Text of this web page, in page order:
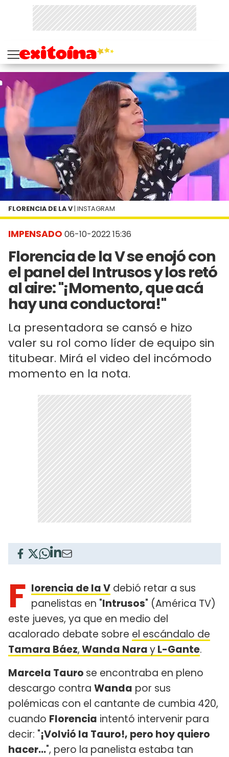
IMPENSADO 06-10-2022 15:36
Florencia de la V se enojó con
el panel del Intrusos y los retó
al aire: "¡Momento, que acá
hay una conductora!"
La presentadora se cansó e hizo
valer su rol como líder de equipo sin
titubear. Mirá el video del incómodo
momento en la nota.
FLORENCIA DE LA V | INSTAGRAM
F lorencia de la V debió retar a sus
panelistas en "Intrusos" (América TV)
este jueves, ya que en medio del
acalorado debate sobre el escándalo de
Tamara Báez,Wanda NarayL-Gante.
Marcela Tauro se encontraba en pleno
descargo contra Wanda por sus
polémicas con el cantante de cumbia 420,
cuando Florencia intentó intervenir para
decir: "¡Volvió la Tauro!, pero hoy quiero
hacer...", pero la panelista estaba tan